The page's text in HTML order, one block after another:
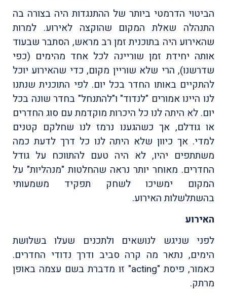
הביטוי הדרמטי ביותר של ההתנגדות היה בצורה בה
התנהלה שאלת המקום שהוקצה לאירוע. למרות
שהאירוע היה בתוכנית זמן רב מראש, הסתבר שבעוד
אותה יחידת זמן שוריינה לכל אחד מהימים (כפי
שדרשנו), הרי שלא שוריין מקום, כדי שהאירוע יוכל
להתקיים באותו החדר בכל יום. לפי התוכנית שנתנו
לנו היינו אמורים "לנדוד" ו"להתנחל" בחדר שונה בכל
יום. לא היתה לנו כל היכרות מוקדמת עם סוג החדרים
או גודלם, אך כשהגענו נרמז לנו שחלקם קטנים
למדי. אך כיוון שלא היתה לנו כל דרך לדעת כמה
משתתפים יהיו, לא היה טעם להתווכח על גודל
החדרים. מאוחר יותר נראה שהחלטות "מנהליות" על
המקום ימשיכו לשחק תפקיד משמעותי
בהשתלשלות האירוע.
האירוע
לפני שניגש לנושאים ולתכנים שעלו בשלושת
הימים, נתאר מה קרה סביב ודרך נדודי החדרים.
כאמור, פיסת "acting" זו מדברת בשם עצמה באופן
מרתק.